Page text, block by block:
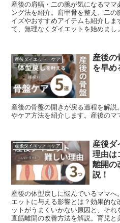
産後の肩幅・二の腕が気になるマ
ング法を紹介。肩甲骨を整え、二
イズやおすすめアイテムも紹介し
て、無理なくダイエットを始めまし
産後ダイエット・ケア
産後の
を早め
産後の骨盤の開きが戻る過程を解
やケア方法を紹介します。産後のマ
産後ダイエット・ケア
産後ダ
理由は
離開の
説！
産後の体型戻しに悩んでいるママ
エットに与える影響とは？効果的
ットがうまくいかない原因と、そ
直筋離開の改善方法を解説。育児と